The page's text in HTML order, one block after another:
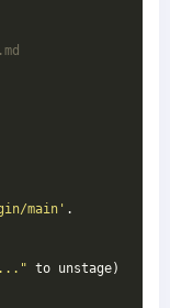
main' .
to unstage)